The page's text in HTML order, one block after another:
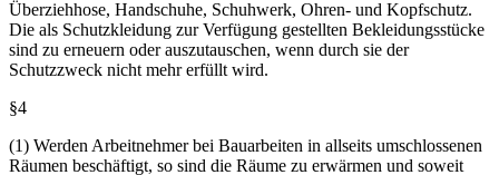
Schutz gegen Kälte, Wind, Niederschlag und Bodennässe
notwendig sind, insbesondere Überziehjacke oder –mantel,
Überziehhose, Handschuhe, Schuhwerk, Ohren- und Kopfschutz.
Die als Schutzkleidung zur Verfügung gestellten Bekleidungsstücke
Schutzzweck nicht mehr erfüllt wird.
§4